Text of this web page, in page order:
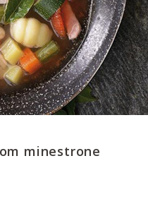
minestrone